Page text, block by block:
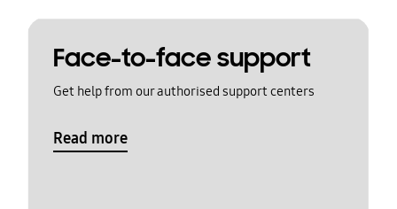
Face-to-face support
Get help from our authorised support centers
Read more